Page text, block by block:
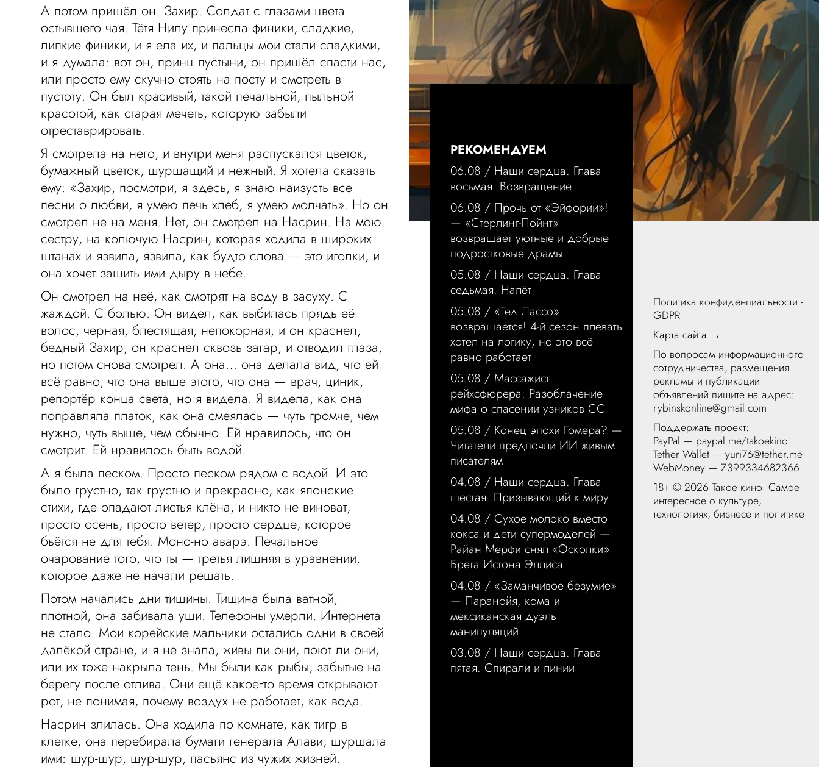
А потом пришёл он. Захир. Солдат с глазами цвета
остывшего чая. Тётя Нилу принесла финики, сладкие,
липкие финики, и я ела их, и пальцы мои стали сладкими,
и я думала: вот он, принц пустыни, он пришёл спасти нас,
или просто ему скучно стоять на посту и смотреть в
пустоту. Он был красивый, такой печальной, пыльной
красотой, как старая мечеть, которую забыли
отреставрировать.
Я смотрела на него, и внутри меня распускался цветок,
бумажный цветок, шуршащий и нежный. Я хотела сказать
ему: «Захир, посмотри, я здесь, я знаю наизусть все
песни о любви, я умею печь хлеб, я умею молчать». Но он
смотрел не на меня. Нет, он смотрел на Насрин. На мою
сестру, на колючую Насрин, которая ходила в широких
штанах и язвила, язвила, как будто слова — это иголки, и
она хочет зашить ими дыру в небе.
Он смотрел на неё, как смотрят на воду в засуху. С
жаждой. С болью. Он видел, как выбилась прядь её
волос, черная, блестящая, непокорная, и он краснел,
бедный Захир, он краснел сквозь загар, и отводил глаза,
но потом снова смотрел. А она… она делала вид, что ей
всё равно, что она выше этого, что она — врач, циник,
репортёр конца света, но я видела. Я видела, как она
поправляла платок, как она смеялась — чуть громче, чем
нужно, чуть выше, чем обычно. Ей нравилось, что он
смотрит. Ей нравилось быть водой.
А я была песком. Просто песком рядом с водой. И это
было грустно, так грустно и прекрасно, как японские
стихи, где опадают листья клёна, и никто не виноват,
просто осень, просто ветер, просто сердце, которое
бьётся не для тебя. Моно-но аварэ. Печальное
очарование того, что ты — третья лишняя в уравнении,
которое даже не начали решать.
Потом начались дни тишины. Тишина была ватной,
плотной, она забивала уши. Телефоны умерли. Интернета
не стало. Мои корейские мальчики остались одни в своей
далёкой стране, и я не знала, живы ли они, поют ли они,
или их тоже накрыла тень. Мы были как рыбы, забытые на
берегу после отлива. Они ещё какое‑то время открывают
рот, не понимая, почему воздух не работает, как вода.
Насрин злилась. Она ходила по комнате, как тигр в
клетке, она перебирала бумаги генерала Алави, шуршала
ими: шур-шур, шур-шур, пасьянс из чужих жизней.
РЕКОМЕНДУЕМ
06.08 / Наши сердца. Глава
восьмая. Возвращение
06.08 / Прочь от «Эйфории»!
— «Стерлинг-Пойнт»
возвращает уютные и добрые
подростковые драмы
05.08 / Наши сердца. Глава
седьмая. Налёт
05.08 / «Тед Лассо»
возвращается! 4-й сезон плевать
хотел на логику, но это всё
равно работает
05.08 / Массажист
рейхсфюрера: Разоблачение
мифа о спасении узников СС
05.08 / Конец эпохи Гомера? —
Читатели предпочли ИИ живым
писателям
04.08 / Наши сердца. Глава
шестая. Призывающий к миру
04.08 / Сухое молоко вместо
кокса и дети супермоделей —
Райан Мерфи снял «Осколки»
Брета Истона Эллиса
04.08 / «Заманчивое безумие»
— Паранойя, кома и
мексиканская дуэль
манипуляций
03.08 / Наши сердца. Глава
пятая. Спирали и линии
Политика конфиденциальности -
GDPR
Карта сайта →
По вопросам информационного
сотрудничества, размещения
рекламы и публикации
объявлений пишите на адрес:
rybinskonline@gmail.com
Поддержать проект:
PayPal — paypal.me/takoekino
Tether Wallet — yuri76@tether.me
WebMoney — Z399334682366
18+ ©2026 Такое кино: Самое
интересное о культуре,
технологиях, бизнесе и политике